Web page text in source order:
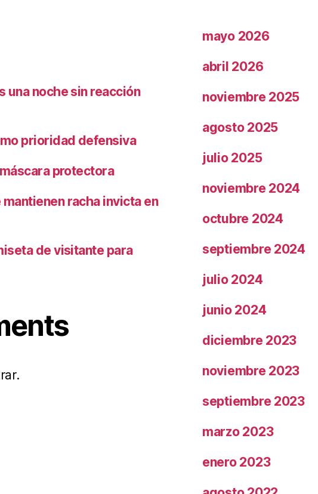
una noche sin reacción
prioridad defensiva
protectora
racha invicta en
de visitante para
mayo 2026
abril 2026
noviembre 2025
agosto 2025
julio 2025
noviembre 2024
octubre 2024
septiembre 2024
julio 2024
junio 2024
diciembre 2023
noviembre 2023
septiembre 2023
marzo 2023
enero 2023